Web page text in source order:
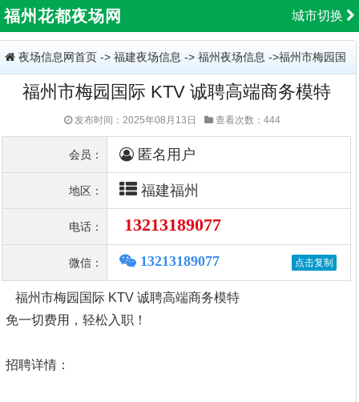
城市切换
福州花都夜场网
夜场信息网首页 -> 福建夜场信息 -> 福州夜场信息 ->福州市梅园国
际 KTV 诚聘高端商务模特
福州市梅园国际 KTV 诚聘高端商务模特
发布时间：2025年08月13日 查看次数：444
会员： 匿名用户
地区： 福建福州
电话： 13213189077
微信： 13213189077
福州市梅园国际 KTV 诚聘高端商务模特
免一切费用，轻松入职！
招聘详情：